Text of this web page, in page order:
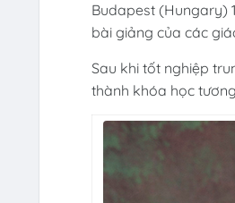
Budapest (Hungary)
bài giảng của các
Sau khi tốt nghiệp
thành khóa học